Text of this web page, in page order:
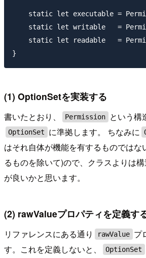
static let executable =
static let writable   =
static let readable   =
(1) OptionSetを実装する
書いたとおり、 Permission という構
OptionSet に準拠します。 ちなみに
はそれ自体が機能を有するものではな
るものを除いて)ので、クラスよりは
が良いかと思います。
(2) rawValueプロパティを定義す
リファレンスにある通り rawValue プ
す。これを定義しないと、
OptionSet